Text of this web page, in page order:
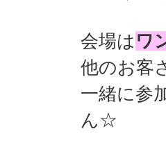
会場は ワ
他のお客
一緒に参
ん☆